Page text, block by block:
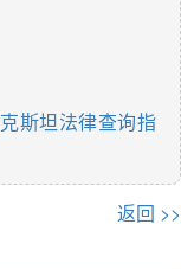
斯坦法律查询指
返回 >>